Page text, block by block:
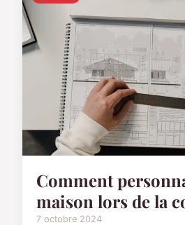
Comment
maison lors de la
7 octobre 2024